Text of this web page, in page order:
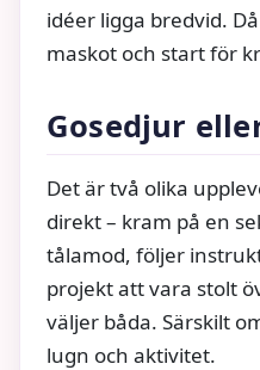
idéer ligga bredvid.
maskot och start för
Gosedjur
Det är två olika
direkt – kram på en
tålamod, följer
projekt att vara stolt
väljer båda. Särskilt
lugn och aktivitet.